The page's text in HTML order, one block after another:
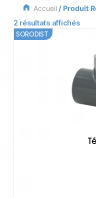
Accueil/ Produit
2 résultats affichés
SORODIST